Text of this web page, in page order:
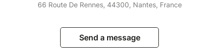
66 Route De Rennes, 44300, Nantes, France
Send a message